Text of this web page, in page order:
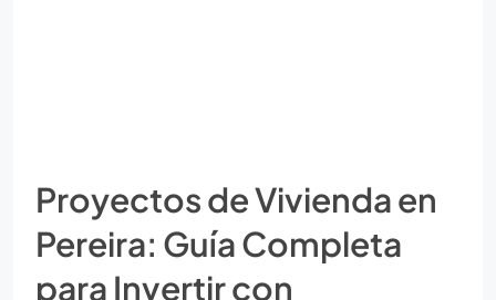
Proyectos de Vivienda en
Pereira: Guía Completa
para Invertir con